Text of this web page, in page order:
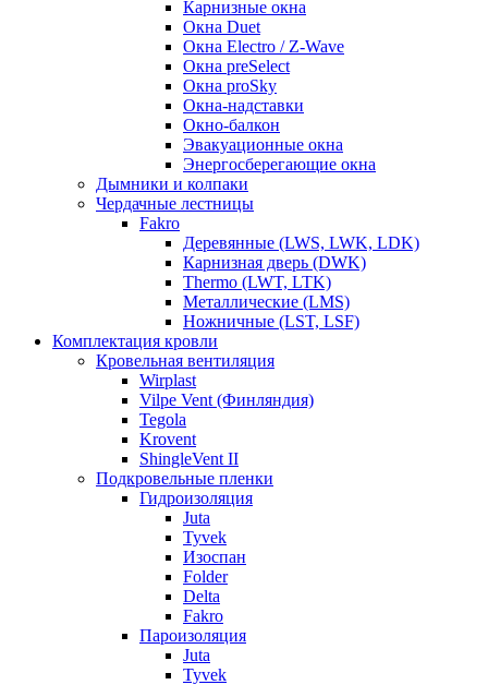
Карнизные окна
Окна Duet
Окна Electro / Z-Wave
Окна preSelect
Окна proSky
Окна-надставки
Окно-балкон
Эвакуационные окна
Энергосберегающие окна
Дымники и колпаки
Чердачные лестницы
Fakro
Деревянные (LWS, LWK, LDK)
Карнизная дверь (DWK)
Thermo (LWT, LTK)
Металлические (LMS)
Ножничные (LST, LSF)
Комплектация кровли
Кровельная вентиляция
Wirplast
Vilpe Vent (Финляндия)
Tegola
Krovent
ShingleVent II
Подкровельные пленки
Гидроизоляция
Juta
Tyvek
Изоспан
Folder
Delta
Fakro
Пароизоляция
Juta
Tyvek